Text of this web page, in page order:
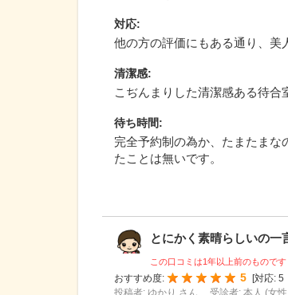
対応:
他の方の評価にもある通り、美
清潔感:
こぢんまりした清潔感ある待合
待ち時間:
完全予約制の為か、たまたまな
たことは無いです。
とにかく素晴らしいの一
この口コミは1年以上前のものです
おすすめ度:
5 [対応: 5
投稿者: ゆかり さん
受診者: 本人 (女